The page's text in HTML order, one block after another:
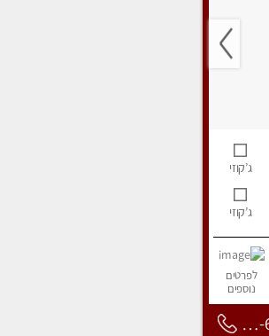
ג’קוזי
ג’קוזי
לפרטים
נוספים
שם מלא: 053-6113157